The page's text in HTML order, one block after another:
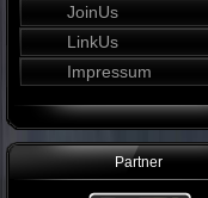
JoinUs
LinkUs
Impressum
Partner